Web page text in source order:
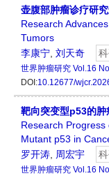
壶腹部肿瘤诊疗研
Research
Tumors
李康宁 刘天奇
世界肿瘤研究 Vol.16
DOI:10.12677/
靶向突变型p53的
Research
Mutant p53 in
罗开涛
周宏宇
世界肿瘤研究 Vol.16